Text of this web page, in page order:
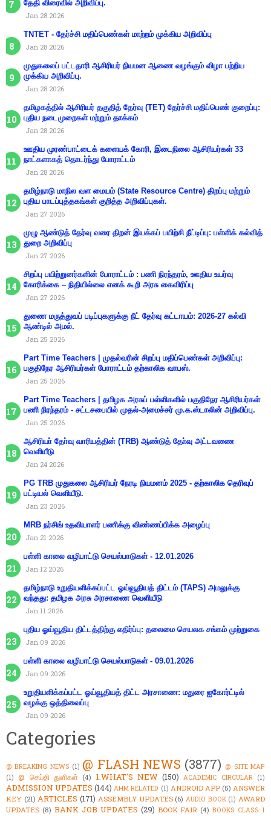
தேதி விரைவில் அறிவிப்பு.
Jan 28 2026
TNTET - தேர்ச்சி மதிப்பெண்கள் மாற்றம் முக்கிய அறிவிப்பு
Jan 28 2026
முதுகலைப் பட்டதாரி ஆசிரியர் நியமன ஆணை வழங்கும் விழா பற்றிய
முக்கிய அறிவிப்பு.
Jan 28 2026
தமிழகத்தில் ஆசிரியர் தகுதித் தேர்வு (TET) தேர்ச்சி மதிப்பெண் குறைப்பு:
புதிய நடைமுறைகள் மற்றும் தாக்கம்
Jan 28 2026
ஊதிய முரண்பாட்டைக் களையக் கோரி, இடைநிலை ஆசிரியர்கள் 33
நாட்களாகத் தொடர்ந்து போராட்டம்
Jan 28 2026
தமிழ்நாடு மாநில வள மையம் (State Resource Centre) திறப்பு மற்றும்
புதிய பாடப்புத்தகங்கள் குறித்த அறிவிப்புகள்.
Jan 27 2026
முழு ஆண்டுத் தேர்வு வரை திறன் இயக்கப் பயிற்சி நீட்டிப்பு: பள்ளிக் கல்வித்
துறை அறிவிப்பு
Jan 27 2026
சிறப்பு பயிற்றுனர்களின் போராட்டம் : பணி நிரந்தரம், ஊதிய உயர்வு
கோரிக்கை – நிதியில்லை எனக் கூறி அரசு கைவிரிப்பு
Jan 27 2026
துணை மருத்துவப் படிப்புகளுக்கு நீட் தேர்வு கட்டாயம்: 2026-27 கல்வி
ஆண்டில் அமல்.
Jan 25 2026
Part Time Teachers | முதல்வரின் சிறப்பு மதிப்பெண்கள் அறிவிப்பு:
பகுதிநேர ஆசிரியர்கள் போராட்டம் தற்காலிக வாபஸ்.
Jan 25 2026
Part Time Teachers | தமிழக அரசுப் பள்ளிகளில் பகுதிநேர ஆசிரியர்கள்
பணி நிரந்தரம் - சட்டசபையில் முதல்-அமைச்சர் மு.க.ஸ்டாலின் அறிவிப்பு.
Jan 25 2026
ஆசிரியா் தோ்வு வாரியத்தின் (TRB) ஆண்டுத் தோ்வு அட்டவணை
வெளியீடு
Jan 24 2026
PG TRB முதுகலை ஆசிரியர் நேரடி நியமனம் 2025 - தற்காலிக தெரிவுப்
பட்டியல் வெளியீடு.
Jan 23 2026
MRB நர்சிங் உதவியாளர் பணிக்கு விண்ணப்பிக்க அழைப்பு
Jan 21 2026
பள்ளி காலை வழிபாட்டு செயல்பாடுகள் - 12.01.2026
Jan 12 2026
தமிழ்நாடு உறுதியளிக்கப்பட்ட ஓய்வூதியத் திட்டம் (TAPS) அமலுக்கு
வந்தது: தமிழக அரசு அரசாணை வெளியீடு
Jan 11 2026
புதிய ஓய்வூதிய திட்டத்திற்கு எதிர்ப்பு: தலைமை செயலக சங்கம் முற்றுகை
Jan 09 2026
பள்ளி காலை வழிபாட்டு செயல்பாடுகள் - 09.01.2026
Jan 09 2026
உறுதியளிக்கப்பட்ட ஓய்வூதியத் திட்ட அரசாணை: மதுரை ஐகோர்ட்டில்
வழக்கு ஒத்திவைப்பு
Jan 09 2026
Categories
@ BREAKING NEWS (1) @ FLASH NEWS (3877) @ SITE MAP
(1) @ செய்தி துளிகள் (4) 1.WHAT'S NEW (150) ACADEMIC CIRCULAR (1)
ADMISSION UPDATES (144) AHM RELATED (1) ANDROID APP (5) ANSWER
KEY (21) ARTICLES (171) ASSEMBLY UPDATES (6) AUDIO BOOK (1) AWARD
UPDATES (8) BANK JOB UPDATES (29) BOOK FAIR (4) BOOKS CLASS 1